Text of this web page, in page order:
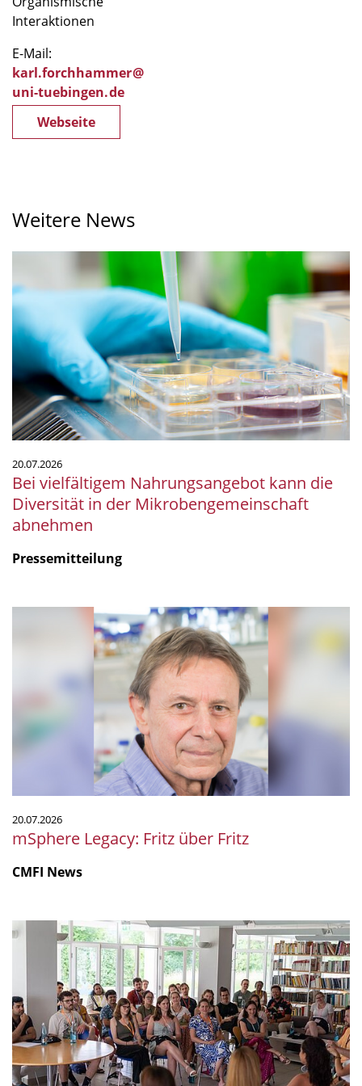
Interaktionen
E-Mail:
karl.forchhammer@
uni-tuebingen.de
Webseite
Weitere News
vielfältigem
Nahrungsangebot
kann
die
Diversität
in
der
Mikrobengemeinschaft
abnehmen
20.07.2026
Bei vielfältigem Nahrungsangebot kann die
Diversität in der Mikrobengemeinschaft
abnehmen
Pressemitteilung
Fritz
20.07.2026
mSphere Legacy: Fritz über Fritz
CMFI News
IGIM
Summer
mit
starkem
Programm